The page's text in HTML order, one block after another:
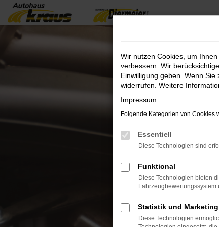
Zum
Hauptinhalt
springen
Wir nutzen Cookies, um
verbessern. Wir
Einwilligung geben. Wenn
widerrufen. Weitere
Impressum
Folgende Kategorien von Cookies
Essentiell
Diese Technologien sind
Funktional
Diese Technologien bieten
Statistik und Marketing
Diese Technologien